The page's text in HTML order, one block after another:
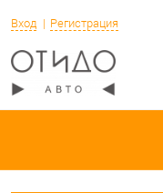
Вход Регистрация